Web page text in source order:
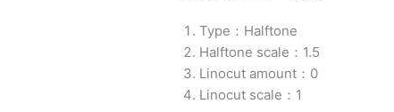
Type：Halftone
Halftone scale：1.5
Linocut amount：0
Linocut scale：1